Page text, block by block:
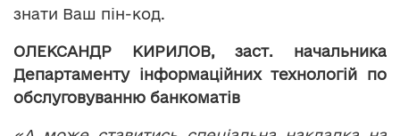
знати Ваш пін-код.
ОЛЕКСАНДР КИРИЛОВ, заст. начальника
Департаменту інформаційних технологій по
обслуговуванню банкоматів